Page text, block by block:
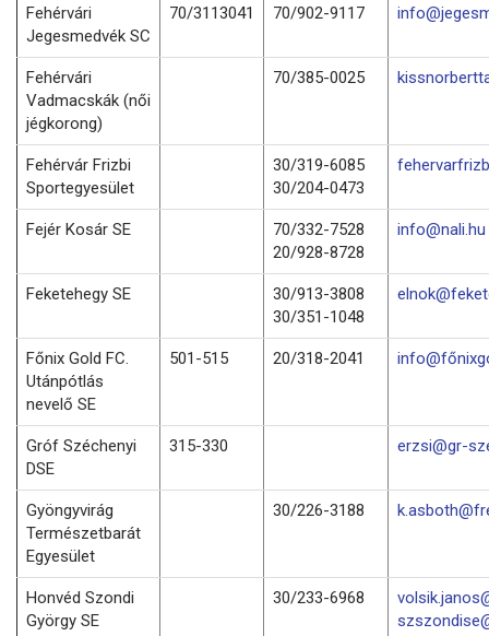
Fehérvári
Jegesmedvék SC
70/3113041 70/902-9117
Fehérvári
Vadmacskák (női
jégkorong)
70/385-0025
Fehérvár Frizbi
Sportegyesület
30/319-6085
30/204-0473
Fejér Kosár SE
70/332-7528
20/928-8728
info@nali.hu
Feketehegy SE
30/913-3808
30/351-1048
Főnix Gold FC.
Utánpótlás
nevelő SE
501-515 20/318-2041
Gróf Széchenyi
DSE
315-330 erzsi@gr-
Gyöngyvirág
Természetbarát
Egyesület
30/226-3188
Honvéd Szondi
György SE
30/233-6968